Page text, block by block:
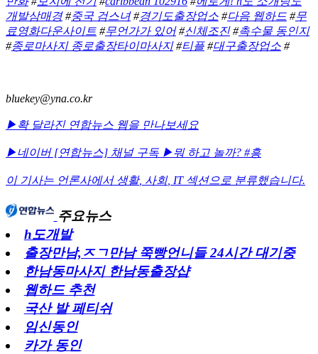
개발삼매경#중국 검스녀#경기도출장업소 #다음 웹하드 #무
료영화다운사이트 #무언가가 있어#신체조진#촉수물 동인지
#종로마사지 종로출장타이마사지#티플#대구출장업소 #
bluekey@yna.co.kr
▶확 달라진 연합뉴스 웹을 만나보세요
▶네이버 [연합뉴스] 채널 구독 ▶뭐 하고 놀까? #흥
이 기사는 언론사에서 생활, 사회, IT섹션으로 분류했습니다.
주요뉴스
h도개발
출장만남,ㅈㄱ만남 쭉빵언니들 24시간 대기중
한남동마사지 한남동출장샵
웹하드 추천
국산 발 페티쉬
임신동인
카가 동인